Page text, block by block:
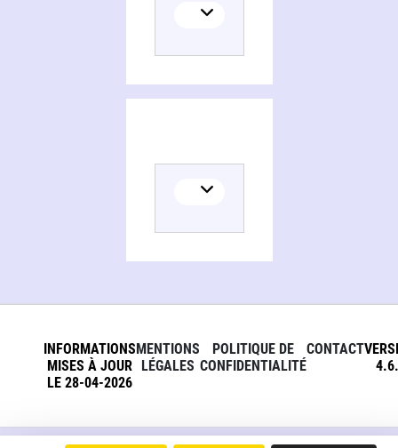
INFORMATIONS
MISES À JOUR
LE 28-04-2026
MENTIONS
LÉGALES
POLITIQUE DE
CONFIDENTIALITÉ
CONTACT